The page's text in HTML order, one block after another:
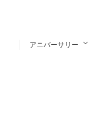
アニバーサリー